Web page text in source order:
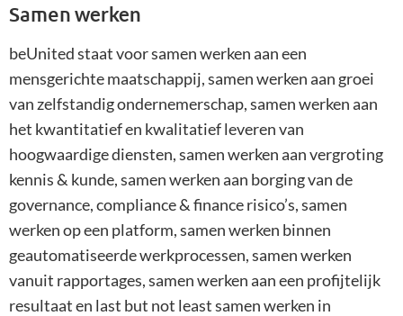
Samenwerken
beUnited staat voor samen werken aan een
mensgerichte maatschappij, samen werken aan groei
van zelfstandig ondernemerschap, samen werken aan
het kwantitatief en kwalitatief leveren van
hoogwaardige diensten, samen werken aan vergroting
kennis & kunde, samen werken aan borging van de
governance, compliance & finance risico’s, samen
werken op een platform, samen werken binnen
geautomatiseerde werkprocessen, samen werken
vanuit rapportages, samen werken aan een profijtelijk
resultaat en last but not least samen werken in